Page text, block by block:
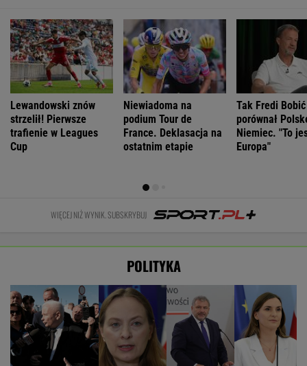
Lewandowski znów
strzelił! Pierwsze
trafienie w Leagues
Cup
Niewiadoma na
podium Tour de
France. Deklasacja na
ostatnim etapie
Tak Fredi Bobić
porównał
Niemiec. "To
Europa"
WIĘCEJ NIŻ WYNIK. SUBSKRYBUJ
POLITYKA